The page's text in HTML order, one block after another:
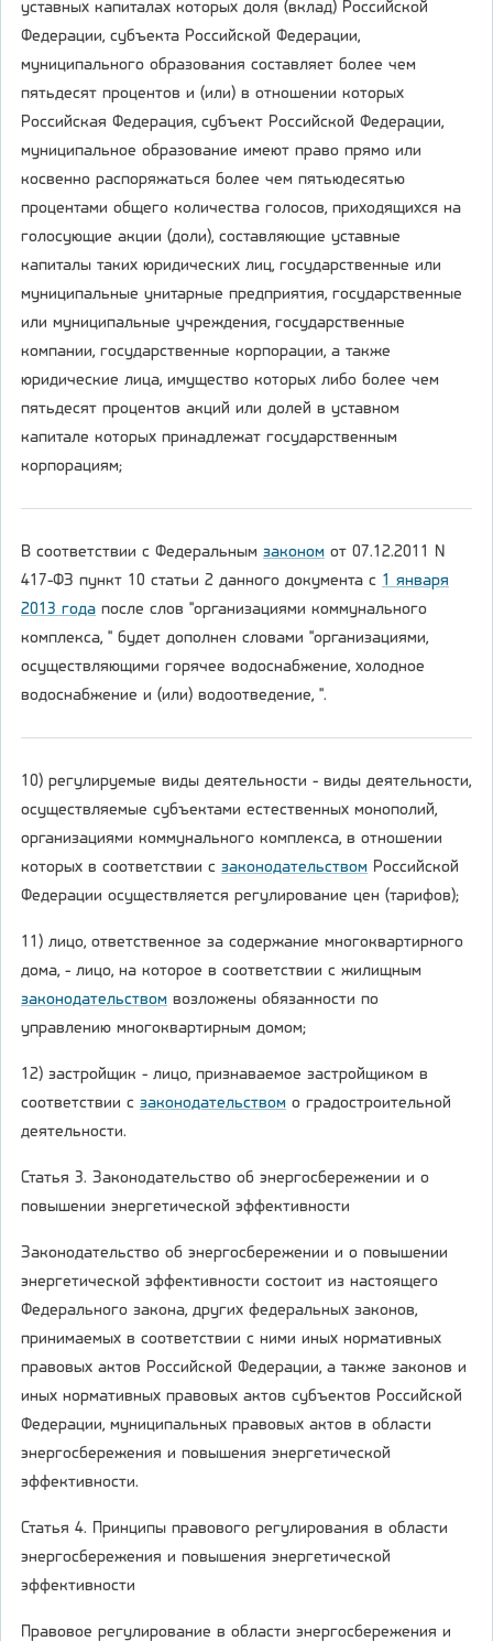
уставных капиталах которых доля (вклад) Российской
Федерации, субъекта Российской Федерации,
муниципального образования составляет более чем
пятьдесят процентов и (или) в отношении которых
Российская Федерация, субъект Российской Федерации,
муниципальное образование имеют право прямо или
косвенно распоряжаться более чем пятьюдесятью
процентами общего количества голосов, приходящихся на
голосующие акции (доли), составляющие уставные
капиталы таких юридических лиц, государственные или
муниципальные унитарные предприятия, государственные
или муниципальные учреждения, государственные
компании, государственные корпорации, а также
юридические лица, имущество которых либо более чем
пятьдесят процентов акций или долей в уставном
капитале которых принадлежат государственным
корпорациям;
В соответствии с Федеральным законом от 07.12.2011 N
417-ФЗ пункт 10 статьи 2 данного документа с 1 января
2013 года после слов "организациями коммунального
комплекса, " будет дополнен словами "организациями,
осуществляющими горячее водоснабжение, холодное
водоснабжение и (или) водоотведение, ".
10) регулируемые виды деятельности - виды деятельности,
осуществляемые субъектами естественных монополий,
организациями коммунального комплекса, в отношении
которых в соответствии с законодательством Российской
Федерации осуществляется регулирование цен (тарифов);
11) лицо, ответственное за содержание многоквартирного
дома, - лицо, на которое в соответствии с жилищным
законодательством возложены обязанности по
управлению многоквартирным домом;
12) застройщик - лицо, признаваемое застройщиком в
соответствии с законодательством о градостроительной
деятельности.
Статья 3. Законодательство об энергосбережении и о
повышении энергетической эффективности
Законодательство об энергосбережении и о повышении
энергетической эффективности состоит из настоящего
Федерального закона, других федеральных законов,
принимаемых в соответствии с ними иных нормативных
правовых актов Российской Федерации, а также законов и
иных нормативных правовых актов субъектов Российской
Федерации, муниципальных правовых актов в области
энергосбережения и повышения энергетической
эффективности.
Статья 4. Принципы правового регулирования в области
энергосбережения и повышения энергетической
эффективности
Правовое регулирование в области энергосбережения и